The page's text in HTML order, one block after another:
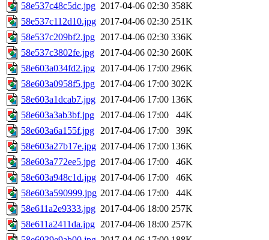
58e537c48c5dc.jpg 2017-04-06 02:30 358K
58e537c112d10.jpg 2017-04-06 02:30 251K
58e537c209bf2.jpg 2017-04-06 02:30 336K
58e537c3802fe.jpg 2017-04-06 02:30 260K
58e603a034fd2.jpg 2017-04-06 17:00 296K
58e603a0958f5.jpg 2017-04-06 17:00 302K
58e603a1dcab7.jpg 2017-04-06 17:00 136K
58e603a3ab3bf.jpg 2017-04-06 17:00
44K
58e603a6a155f.jpg 2017-04-06 17:00
39K
58e603a27b17e.jpg 2017-04-06 17:00 136K
58e603a772ee5.jpg 2017-04-06 17:00
46K
58e603a948c1d.jpg 2017-04-06 17:00
46K
58e603a590999.jpg 2017-04-06 17:00
44K
58e611a2e9333.jpg 2017-04-06 18:00 257K
58e611a2411da.jpg 2017-04-06 18:00 257K